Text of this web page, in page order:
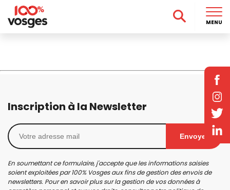
Inscription à la Newsletter
Envoyer
En soumettant ce formulaire, j'accepte que les informations saisies
soient exploitées par 100% Vosges aux fins de gestion des envois de
newsletters. Pour en savoir plus sur la gestion de vos données à
MENU